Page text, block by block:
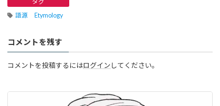
タグ
語源 Etymology
コメントを残す
コメントを投稿するにはログイン してください。